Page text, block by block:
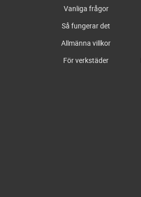
Vanliga frågor
Så fungerar det
Allmänna villkor
För verkstäder